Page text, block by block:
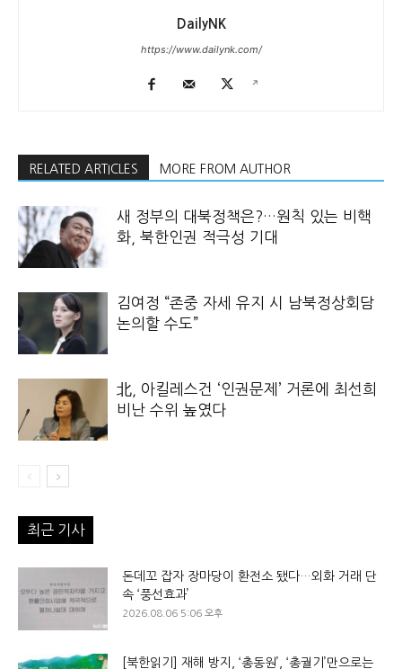
DailyNK
https://www.dailynk.com/
RELATED ARTICLES MORE FROM AUTHOR
새 정부의 대북정책은?…원칙 있는 비핵
화, 북한인권 적극성 기대
김여정 “존중 자세 유지 시 남북정상회담
논의할 수도”
北, 아킬레스건 ‘인권문제’ 거론에 최선희
비난 수위 높였다
최근 기사
돈데꼬 잡자 장마당이 환전소 됐다…외화 거래 단
속 ‘풍선효과’
2026.08.06 5:06 오후
[북한읽기] 재해 방지, ‘총동원’, ‘총궐기’만으로는